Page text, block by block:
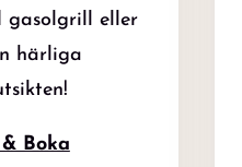
gasolgrill eller
härliga
Boka